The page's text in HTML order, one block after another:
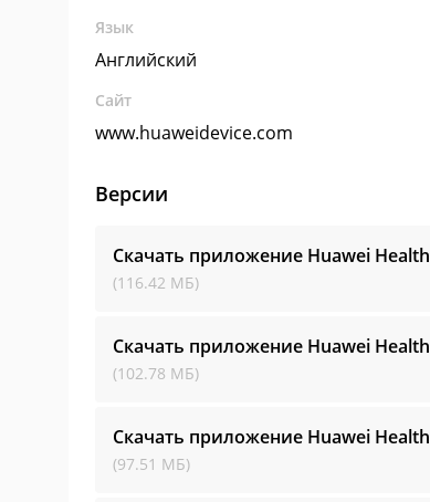
Язык
Английский
Сайт
www.huaweidevice.com
Версии
Скачать приложение Huawei Health
(116.42 МБ)
Скачать приложение Huawei Health
(102.78 МБ)
Скачать приложение Huawei Health
(97.51 МБ)